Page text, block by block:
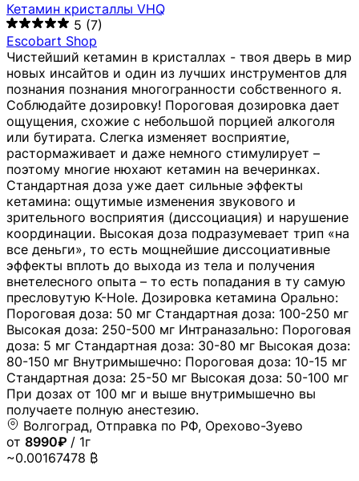
Кетамин кристаллы VHQ
5 (7)
Escobart Shop
Чистейший кетамин в кристаллах - твоя дверь в мир
новых инсайтов и один из лучших инструментов для
познания познания многогранности собственного я.
Соблюдайте дозировку! Пороговая дозировка дает
ощущения, схожие с небольшой порцией алкоголя
или бутирата. Слегка изменяет восприятие,
растормаживает и даже немного стимулирует –
поэтому многие нюхают кетамин на вечеринках.
Стандартная доза уже дает сильные эффекты
кетамина: ощутимые изменения звукового и
зрительного восприятия (диссоциация) и нарушение
координации. Высокая доза подразумевает трип «на
все деньги», то есть мощнейшие диссоциативные
эффекты вплоть до выхода из тела и получения
внетелесного опыта – то есть попадания в ту самую
пресловутую K-Hole. Дозировка кетамина Орально:
Пороговая доза: 50 мг Стандартная доза: 100-250 мг
Высокая доза: 250-500 мг Интраназально: Пороговая
доза: 5 мг Стандартная доза: 30-80 мг Высокая доза:
80-150 мг Внутримышечно: Пороговая доза: 10-15 мг
Стандартная доза: 25-50 мг Высокая доза: 50-100 мг
При дозах от 100 мг и выше внутримышечно вы
получаете полную анестезию.
Волгоград, Отправка по РФ, Орехово-Зуево
от 8990₽ / 1г
~0.00167478 ₿